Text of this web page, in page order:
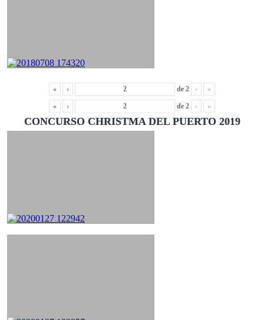
« ‹ de 2 › »
« ‹ de 2 › »
CONCURSO CHRISTMA DEL PUERTO 2019